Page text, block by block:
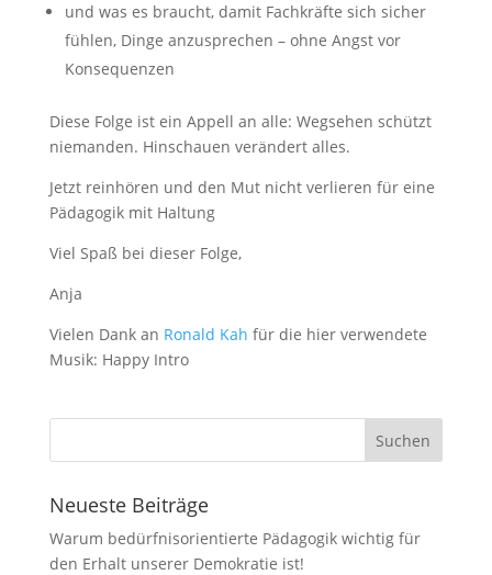
und was es braucht, damit Fachkräfte sich sicher
fühlen, Dinge anzusprechen – ohne Angst vor
Konsequenzen
Diese Folge ist ein Appell an alle: Wegsehen schützt
niemanden. Hinschauen verändert alles.
Jetzt reinhören und den Mut nicht verlieren für eine
Pädagogik mit Haltung
Viel Spaß bei dieser Folge,
Anja
Vielen Dank an Ronald Kah für die hier verwendete
Musik: Happy Intro
Neueste Beiträge
Warum bedürfnisorientierte Pädagogik wichtig für
den Erhalt unserer Demokratie ist!